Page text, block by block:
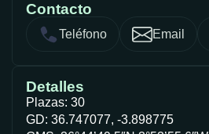
Contacto
Teléfono Email
Detalles
Plazas: 30
GD: 36.747077, -3.898775